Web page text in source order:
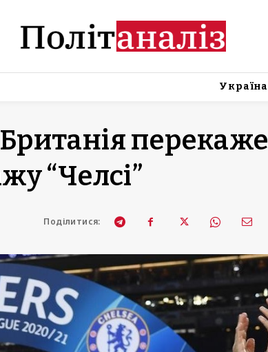
Україна
перекаже
“Челсі”
Поділитися: